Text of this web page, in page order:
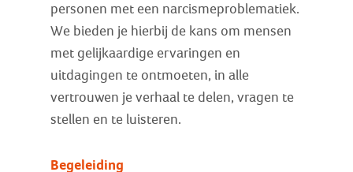
personen met een narcismeproblematiek.
We bieden je hierbij de kans om mensen
met gelijkaardige ervaringen en
uitdagingen te ontmoeten, in alle
vertrouwen je verhaal te delen, vragen te
stellen en te luisteren.
Begeleiding